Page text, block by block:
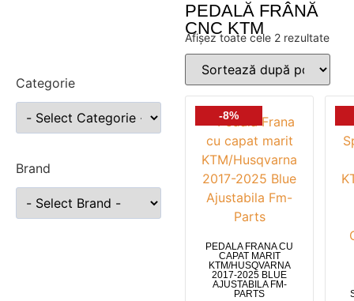
Categorie
Brand
PEDALĂ FRÂNĂ
CNC KTM
Afișez toate cele 2 rezultate
-8%
PEDALA FRANA CU
CAPAT MARIT
KTM/HUSQVARNA
2017-2025 BLUE
AJUSTABILA FM-
PARTS